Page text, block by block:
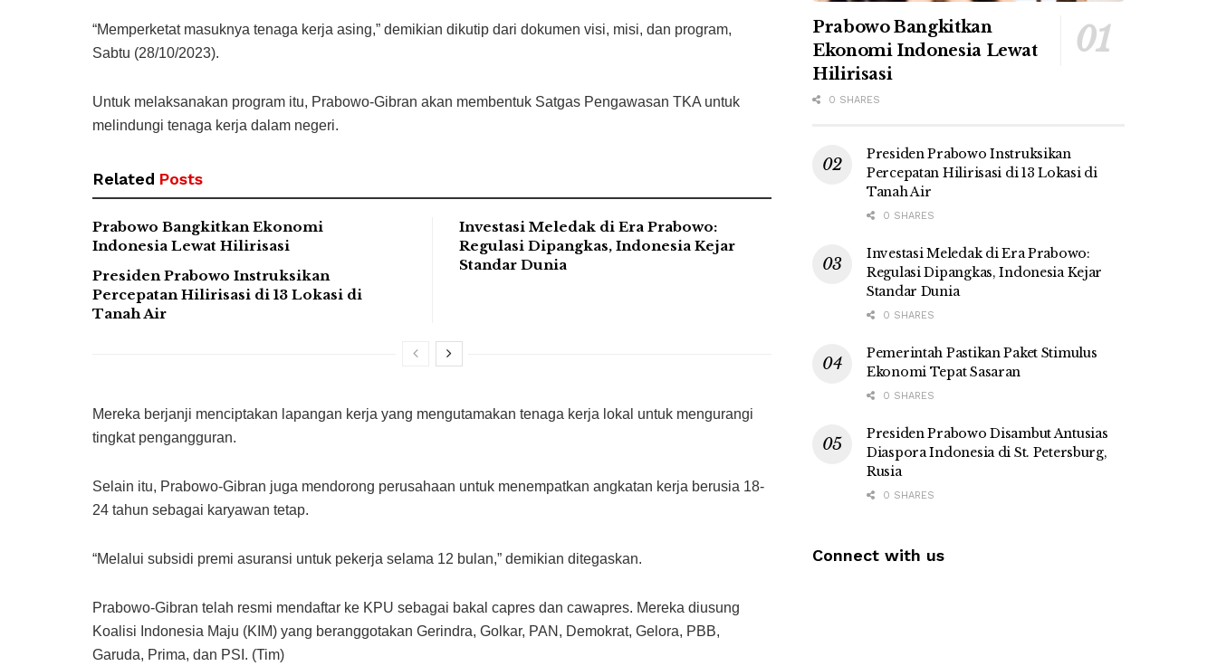
“Memperketat masuknya tenaga kerja asing,” demikian dikutip dari dokumen visi, misi, dan program,
Sabtu (28/10/2023).
Untuk melaksanakan program itu, Prabowo-Gibran akan membentuk Satgas Pengawasan TKA untuk
melindungi tenaga kerja dalam negeri.
Related Posts
Prabowo Bangkitkan Ekonomi
Indonesia Lewat Hilirisasi
Presiden Prabowo Instruksikan
Percepatan Hilirisasi di 13 Lokasi di
Tanah Air
Investasi Meledak di Era Prabowo:
Regulasi Dipangkas, Indonesia Kejar
Standar Dunia
Mereka berjanji menciptakan lapangan kerja yang mengutamakan tenaga kerja lokal untuk mengurangi
tingkat pengangguran.
Selain itu, Prabowo-Gibran juga mendorong perusahaan untuk menempatkan angkatan kerja berusia 18-
24 tahun sebagai karyawan tetap.
“Melalui subsidi premi asuransi untuk pekerja selama 12 bulan,” demikian ditegaskan.
Prabowo-Gibran telah resmi mendaftar ke KPU sebagai bakal capres dan cawapres. Mereka diusung
Koalisi Indonesia Maju (KIM) yang beranggotakan Gerindra, Golkar, PAN, Demokrat, Gelora, PBB,
Garuda, Prima, dan PSI. (Tim)
Prabowo Bangkitkan
Ekonomi Indonesia Lewat
Hilirisasi
0 SHARES
Presiden Prabowo Instruksikan
Percepatan Hilirisasi di 13 Lokasi di
Tanah Air
0 SHARES
Investasi Meledak di Era Prabowo:
Regulasi Dipangkas, Indonesia Kejar
Standar Dunia
0 SHARES
Pemerintah Pastikan Paket Stimulus
Ekonomi Tepat Sasaran
0 SHARES
Presiden Prabowo Disambut Antusias
Diaspora Indonesia di St. Petersburg,
Rusia
0 SHARES
Connect with us